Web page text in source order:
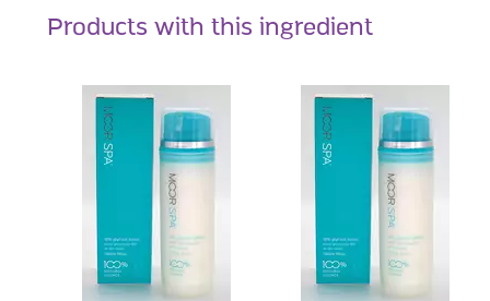
Products with this ingredient